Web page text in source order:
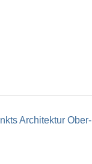
Architektur Ober-